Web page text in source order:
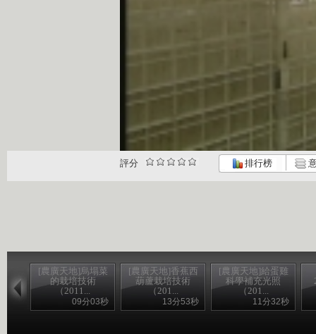
評分 排行榜
[農廣天地]烏塌菜
的栽培技術
（2011...
09分03秒
[農廣天地]香蕉西
葫蘆栽培技術
（201...
13分53秒
[農廣天地]給蛋雞
科學補充光照
（201...
11分32秒